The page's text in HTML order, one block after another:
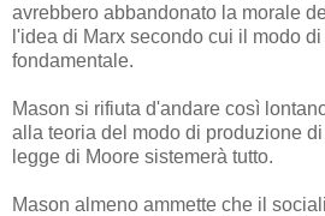
avrebbero abbandonato la morale
l'idea di Marx secondo cui il modo
fondamentale.
Mason si rifiuta d'andare così
alla teoria del modo di produzione
legge di Moore sistemerà tutto.
Mason almeno ammette che il